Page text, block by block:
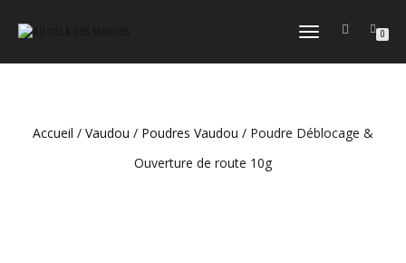
DÉPLIER
NAVIGATION
0
Accueil / Vaudou / Poudres Vaudou / Poudre Déblocage &
Ouverture de route 10g